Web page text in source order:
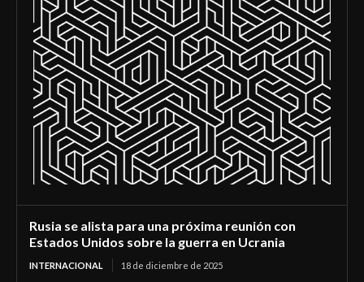
Rusia se alista para una próxima reunión con
Estados Unidos sobre la guerra en Ucrania
INTERNACIONAL 18 de diciembre de 2025